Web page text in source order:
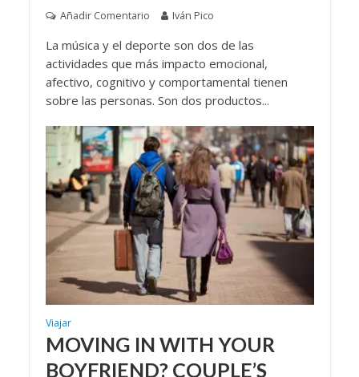
Añadir Comentario Iván Pico
La música y el deporte son dos de las
actividades que más impacto emocional,
afectivo, cognitivo y comportamental tienen
sobre las personas. Son dos productos...
Viajar
MOVING IN WITH YOUR
BOYFRIEND? COUPLE’S